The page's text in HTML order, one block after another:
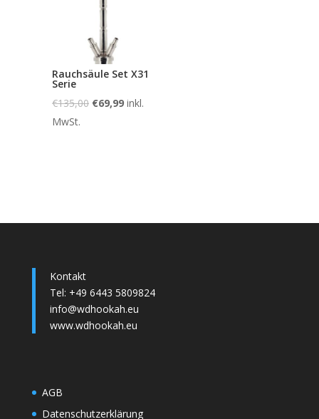
Rauchsäule Set X31
Serie
€135,00 €69,99 inkl.
MwSt.
Kontakt
Tel: +49 6443 5809824
info@wdhookah.eu
www.wdhookah.eu
AGB
Datenschutzerklärung